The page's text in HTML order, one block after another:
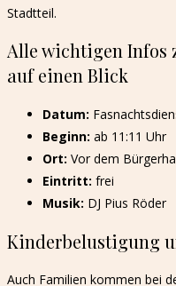
Stadtteil.
Alle wichtigen Infos
auf einen Blick
Datum:
Beginn: ab 11:11 Uhr
Ort: Vor dem
Eintritt: frei
Musik: DJ Pius Röder
Kinderbelustigung
Auch Familien kommen bei